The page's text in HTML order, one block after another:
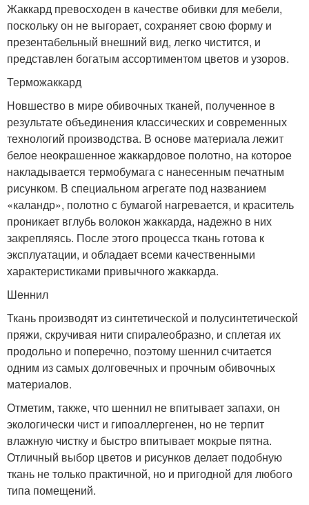
Жаккард превосходен в качестве обивки для мебели,
поскольку он не выгорает, сохраняет свою форму и
презентабельный внешний вид, легко чистится, и
представлен богатым ассортиментом цветов и узоров.
Терможаккард
Новшество в мире обивочных тканей, полученное в
результате объединения классических и современных
технологий производства. В основе материала лежит
белое неокрашенное жаккардовое полотно, на которое
накладывается термобумага с нанесенным печатным
рисунком. В специальном агрегате под названием
«каландр», полотно с бумагой нагревается, и краситель
проникает вглубь волокон жаккарда, надежно в них
закрепляясь. После этого процесса ткань готова к
эксплуатации, и обладает всеми качественными
характеристиками привычного жаккарда.
Шеннил
Ткань производят из синтетической и полусинтетической
пряжи, скручивая нити спиралеобразно, и сплетая их
продольно и поперечно, поэтому шеннил считается
одним из самых долговечных и прочным обивочных
материалов.
Отметим, также, что шеннил не впитывает запахи, он
экологически чист и гипоаллергенен, но не терпит
влажную чистку и быстро впитывает мокрые пятна.
Отличный выбор цветов и рисунков делает подобную
ткань не только практичной, но и пригодной для любого
типа помещений.